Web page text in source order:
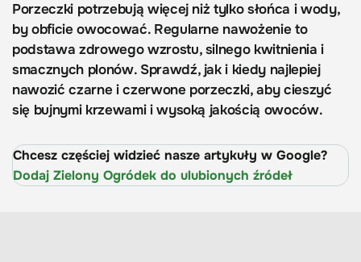
Porzeczki potrzebują więcej niż tylko słońca i wody,
by obficie owocować. Regularne nawożenie to
podstawa zdrowego wzrostu, silnego kwitnienia i
smacznych plonów. Sprawdź, jak i kiedy najlepiej
nawozić czarne i czerwone porzeczki, aby cieszyć
się bujnymi krzewami i wysoką jakością owoców.
Chcesz częściej widzieć nasze artykuły w Google?
Dodaj Zielony Ogródek do ulubionych źródeł